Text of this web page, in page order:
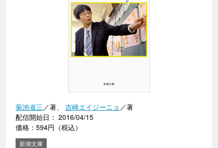
菊池省三／著、 吉崎エイジーニョ ／著
配信開始日： 2016/04/15
価格：594円（税込）
新潮文庫